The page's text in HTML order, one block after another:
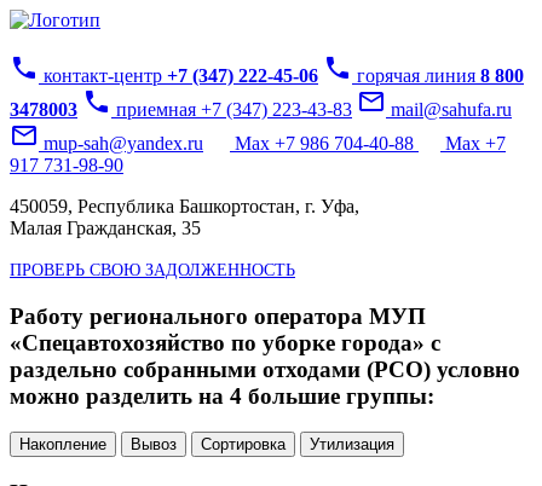
phone контакт-центр +7 (347) 222-45-06 phone горячая линия 8 800
3478003 phone приемная +7 (347) 223-43-83 mail_outline mail@sahufa.ru
mail_outline mup-sah@yandex.ru Max +7 986 704-40-88
Max +7
917 731-98-90
450059, Республика Башкортостан, г. Уфа,
Малая Гражданская, 35
ПРОВЕРЬ СВОЮ ЗАДОЛЖЕННОСТЬ
Работу регионального оператора МУП
«Спецавтохозяйство по уборке города» с
раздельно собранными отходами (РСО) условно
можно разделить на 4 большие группы:
Накопление Вывоз Сортировка Утилизация